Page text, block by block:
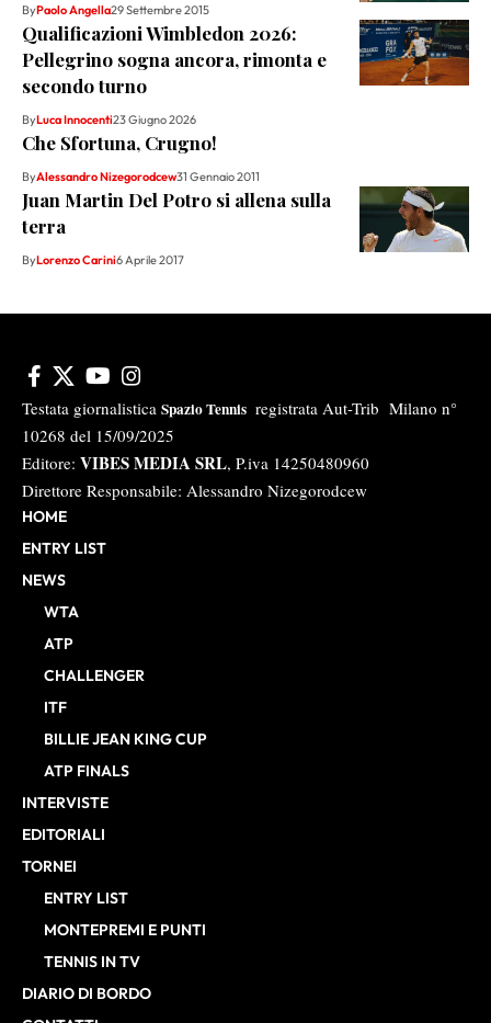
ByPaolo Angella29 Settembre 2015
Qualificazioni Wimbledon 2026:
Pellegrino sogna ancora, rimonta e
secondo turno
ByLuca Innocenti23 Giugno 2026
Che Sfortuna, Crugno!
ByAlessandro Nizegorodcew31 Gennaio 2011
Juan Martin Del Potro si allena sulla
terra
ByLorenzo Carini6 Aprile 2017
Testata giornalistica Spazio Tennis registrata Aut-Trib Milano n°
10268 del 15/09/2025
Editore: VIBES MEDIA SRL, P.iva 14250480960
Direttore Responsabile: Alessandro Nizegorodcew
HOME
ENTRY LIST
NEWS
WTA
ATP
CHALLENGER
ITF
BILLIE JEAN KING CUP
ATP FINALS
INTERVISTE
EDITORIALI
TORNEI
ENTRY LIST
MONTEPREMI E PUNTI
TENNIS IN TV
DIARIO DI BORDO